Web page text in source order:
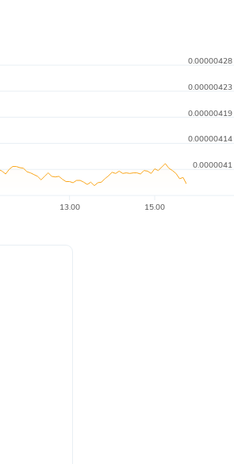
13.00 15.00
0.0000041
0.00000414
0.00000419
0.00000423
0.00000428